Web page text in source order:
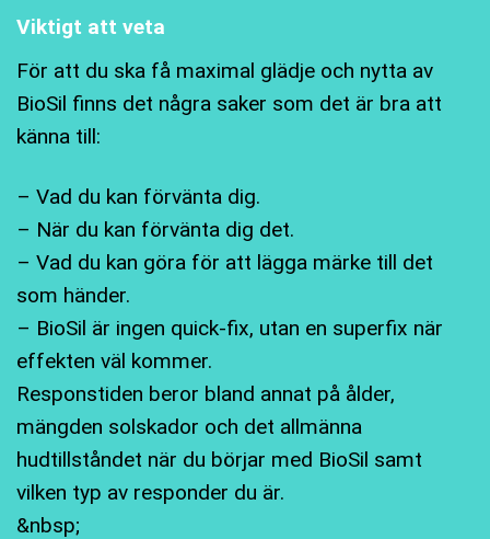
Viktigt att veta
För att du ska få maximal glädje och nytta av
BioSil finns det några saker som det är bra att
känna till:
– Vad du kan förvänta dig.
– När du kan förvänta dig det.
– Vad du kan göra för att lägga märke till det
som händer.
– BioSil är ingen quick-fix, utan en superfix när
effekten väl kommer.
Responstiden beror bland annat på ålder,
mängden solskador och det allmänna
hudtillståndet när du börjar med BioSil samt
vilken typ av responder du är.
&nbsp;